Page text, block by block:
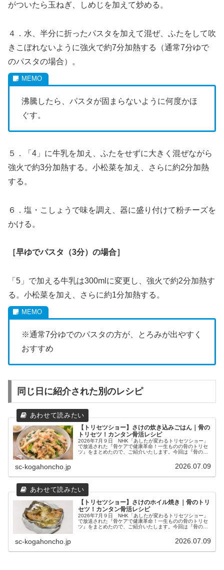
がついたら玉ねぎ、しめじを加えて炒める。
４．水、半分に折ったパスタを加えて混ぜ、ふたをして吹
きこぼれないように強火で約7分加熱する（通常7分ゆで
のパスタの場合）。
沸騰したら、パスタが固まらないように何度かほ
ぐす。
５．「4」に牛乳を加え、ふたをせずに大きく混ぜながら
強火で約3分加熱する。小松菜を加え、さらに約2分加熱
する。
６．塩・こしょうで味を調え、器に盛り付けて粉チーズを
かける。
［早ゆでパスタ（3分）の場合］
「5」で加える牛乳は300mlに変更し、強火で約2分加熱す
る。小松菜を加え、さらに約1分加熱する。
※通常7分ゆでのパスタの方が、とろみが出やすく
おすすめ
同じ日に紹介された別のレシピ
【トリセツショー】さけの炊き込みごはん｜骨の
トリセツ！カンタン骨活レシピ
2026年7月９日 NHK「あしたが変わるトリセツショー」
で放送された『骨ケアで健康革命！一生ものの骨のトリセ
ツ』をまとめたので、ご紹介いたします。今回は『骨のト
sc-kogahoncho.jp 2026.07.09
【トリセツショー】さけのホイル焼き｜骨のトリ
セツ！カンタン骨活レシピ
2026年7月９日 NHK「あしたが変わるトリセツショー」
で放送された『骨ケアで健康革命！一生ものの骨のトリセ
ツ』をまとめたので、ご紹介いたします。今回は『骨のト
sc-kogahoncho.jp 2026.07.09